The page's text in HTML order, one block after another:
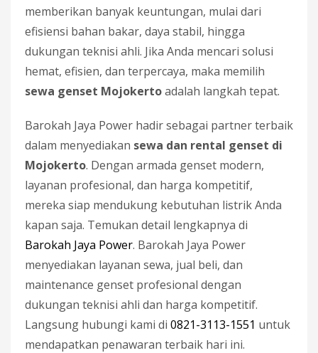
memberikan banyak keuntungan, mulai dari
efisiensi bahan bakar, daya stabil, hingga
dukungan teknisi ahli. Jika Anda mencari solusi
hemat, efisien, dan terpercaya, maka memilih
sewa genset Mojokertoadalah langkah tepat.
Barokah Jaya Power hadir sebagai partner terbaik
dalam menyediakan sewa dan rental genset di
Mojokerto. Dengan armada genset modern,
layanan profesional, dan harga kompetitif,
mereka siap mendukung kebutuhan listrik Anda
kapan saja. Temukan detail lengkapnya di
Barokah Jaya Power. Barokah Jaya Power
menyediakan layanan sewa, jual beli, dan
maintenance genset profesional dengan
dukungan teknisi ahli dan harga kompetitif.
Langsung hubungi kami di 0821-3113-1551 untuk
mendapatkan penawaran terbaik hari ini.